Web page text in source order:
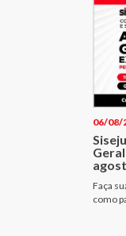
06/08/
Faça
como